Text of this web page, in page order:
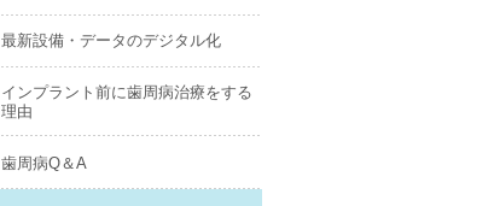
最新設備・データのデジタル化
インプラント前に歯周病治療をする
理由
歯周病Q＆A